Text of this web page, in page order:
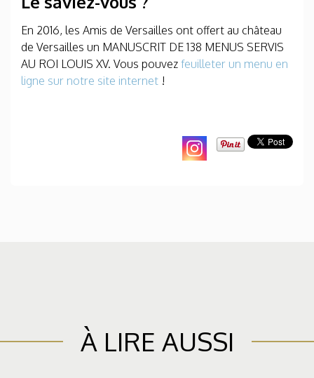
En 2016, les Amis de Versailles ont offert au château
de Versailles un MANUSCRIT DE 138 MENUS SERVIS
AU ROI LOUIS XV. Vous pouvez feuilleter un menu en
ligne sur notre site internet !
À LIRE AUSSI